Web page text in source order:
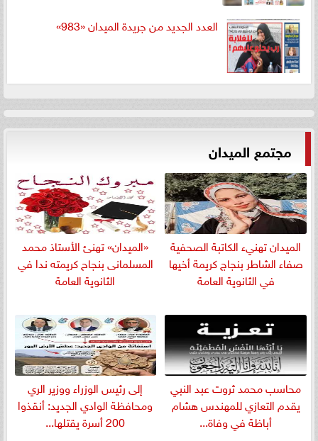
العدد الجديد من جريدة الميدان «983»
مجتمع الميدان
الميدان تهنيء الكاتبة الصحفية
صفاء الشاطر بنجاج كريمة أخيها
في الثانوية العامة
«الميدان» تهنئ الأستاذ محمد
المسلمانى بنجاح كريمته ندا في
الثانوية العامة
​محاسب محمد ثروت عبد النبي
يقدم التعازي للمهندس هشام
أباظة في وفاة...
إلى رئيس الوزراء ووزير الري
ومحافظة الوادي الجديد: أنقذوا
200 أسرة يقتلها...